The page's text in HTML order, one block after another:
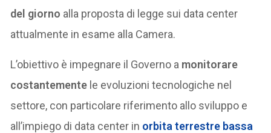
del giorno alla proposta di legge sui data center
attualmente in esame alla Camera.
L’obiettivo è impegnare il Governo a monitorare
costantemente le evoluzioni tecnologiche nel
settore, con particolare riferimento allo sviluppo e
all’impiego di data center in orbita terrestre bassa